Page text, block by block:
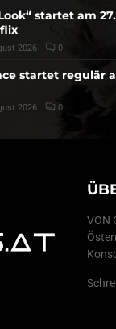
startet am 27.
2026 0
startet regulär
2026 0
VON